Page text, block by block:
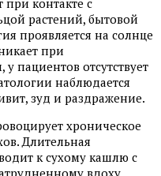
при контакте с
растений, бытовой
проявляется на солнце
при
пациентов отсутствует
наблюдается
зуд и раздражение.
хроническое
Длительная
к сухому кашлю с